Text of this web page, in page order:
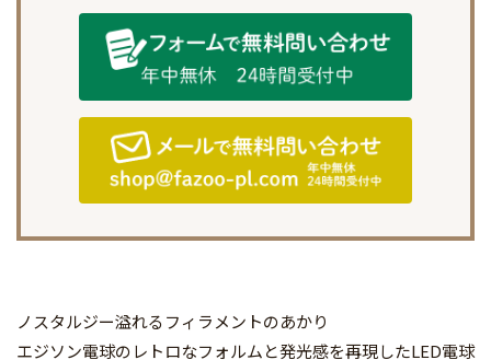
ノスタルジー溢れるフィラメントのあかり
エジソン電球のレトロなフォルムと発光感を再現したLED電球